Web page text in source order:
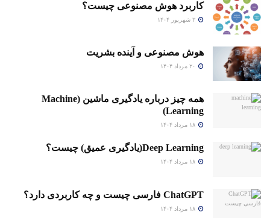
کاربرد هوش مصنوعی چیست؟
هوش مصنوعی و آینده بشریت
همه چیز درباره یادگیری ماشین (Machine
Learning)
Deep Learning(یادگیری عمیق) چیست؟
ChatGPT فارسی چیست و چه کاربردی دارد؟